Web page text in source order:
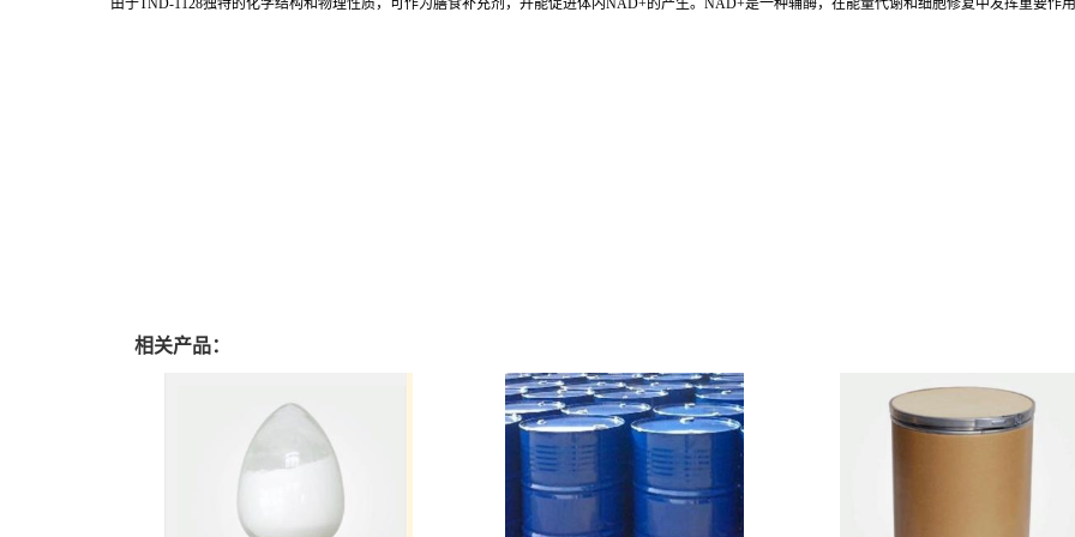
由于TND-1128独特的化学结构和物理性质，可作为膳食补充剂，并能促进体内NAD+的产生。NAD+是一种辅酶，在能量代谢和细胞修复中发挥重要作用
相关产品：